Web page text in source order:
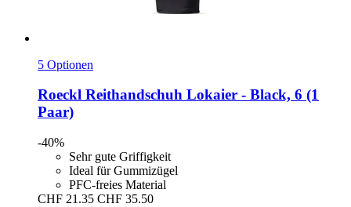
5 Optionen
Roeckl Reithandschuh Lokaier -​ Black, 6 (1
Paar)
-40%
Sehr gute Griffigkeit
Ideal für Gummizügel
PFC-freies Material
CHF 21.35 CHF 35.50